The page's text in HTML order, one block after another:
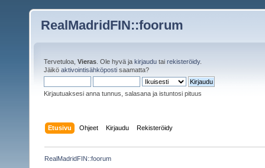
RealMadridFIN::foorum
Tervetuloa, Vieras . Ole hyvä ja kirjaudu tai rekisteröidy.
Jäikö aktivointisähköposti saamatta?
Kirjautuaksesi anna tunnus, salasana ja istuntosi pituus
Etusivu Ohjeet Kirjaudu Rekisteröidy
RealMadridFIN::foorum